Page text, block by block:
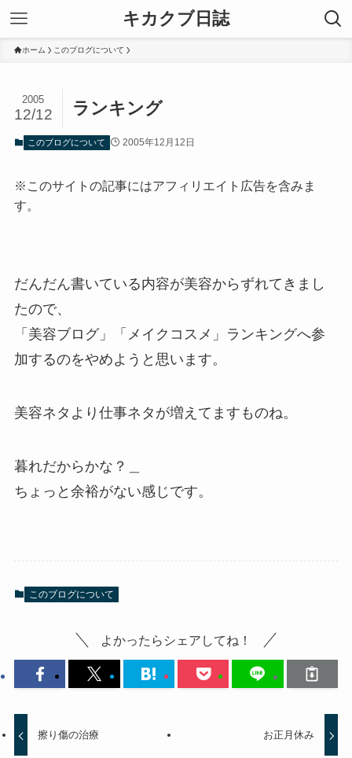
キカクブ日誌
ホーム このブログについて
ランキング
2005
12/12
このブログについて 2005年12月12日
※このサイトの記事にはアフィリエイト広告を含みま
す。
だんだん書いている内容が美容からずれてきまし
たので、
「美容ブログ」「メイクコスメ」ランキングへ参
加するのをやめようと思います。
美容ネタより仕事ネタが増えてますものね。
暮れだからかな？＿
ちょっと余裕がない感じです。
このブログについて
よかったらシェアしてね！
擦り傷の治療 お正月休み